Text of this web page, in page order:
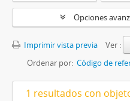
Opciones
Imprimir vista previa
Ver :
Ordenar por: Código de
1 resultados con